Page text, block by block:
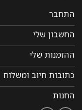
התחבר
החשבון שלי
ההזמנות שלי
כתובות חיוב ומשלוח
החנות